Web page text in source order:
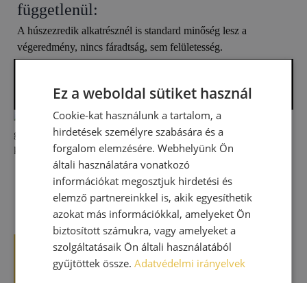
függetlenül:
A húszezredik alkatrésznél is standard minőség lesz a
végeredmény, nincs fáradtság, sem felületesség.
MEGOLDÁSRA!
MODERN GÉPPARKUNK
GARANCIA A PONTOS,
Ez a weboldal sütiket használ
Cookie-kat használunk a tartalom, a
hirdetések személyre szabására és a
forgalom elemzésére. Webhelyünk Ön
általi használatára vonatkozó
információkat megosztjuk hirdetési és
elemző partnereinkkel is, akik egyesíthetik
azokat más információkkal, amelyeket Ön
biztosított számukra, vagy amelyeket a
szolgáltatásaik Ön általi használatából
gyűjtöttek össze.Adatvédelmi irányelvek